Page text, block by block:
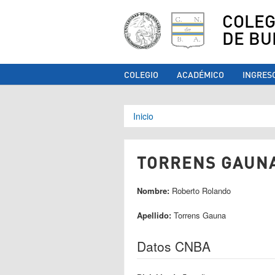
DE
COLEGIO ACADÉMICO
Se encuentra
Inicio
TORRENS
Nombre: Roberto Rolando
Apellido: Torrens Gauna
Datos CNBA